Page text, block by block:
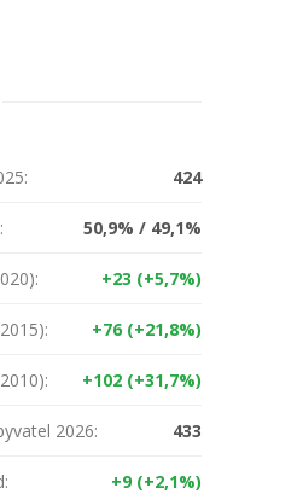
424
50,9% / 49,1%
+23 (+5,7%)
+76 (+21,8%)
+102 (+31,7%)
2026: 433
+9 (+2,1%)